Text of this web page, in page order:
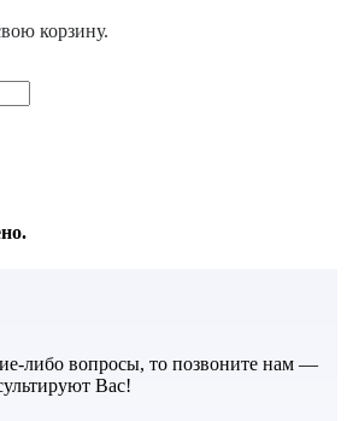
корзину.
либо вопросы, то позвоните нам —
Вас!